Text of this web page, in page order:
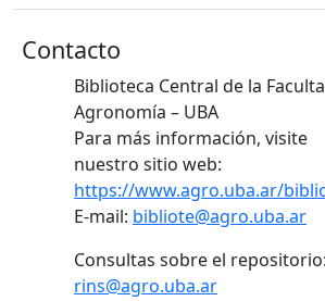
Contacto
Biblioteca Central de la
Agronomía – UBA
Para más información, visite
nuestro sitio web:
https://www.agro.uba.ar/
E-mail: bibliote@agro.uba.ar
Consultas sobre el repositorio:
rins@agro.uba.ar